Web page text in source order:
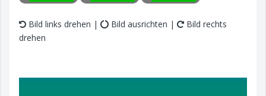
Bild links drehen | Bild ausrichten |
Bild rechts
drehen